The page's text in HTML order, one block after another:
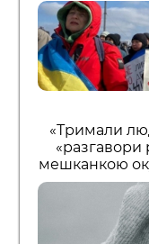
«Тримали
«разгавори
мешканкою